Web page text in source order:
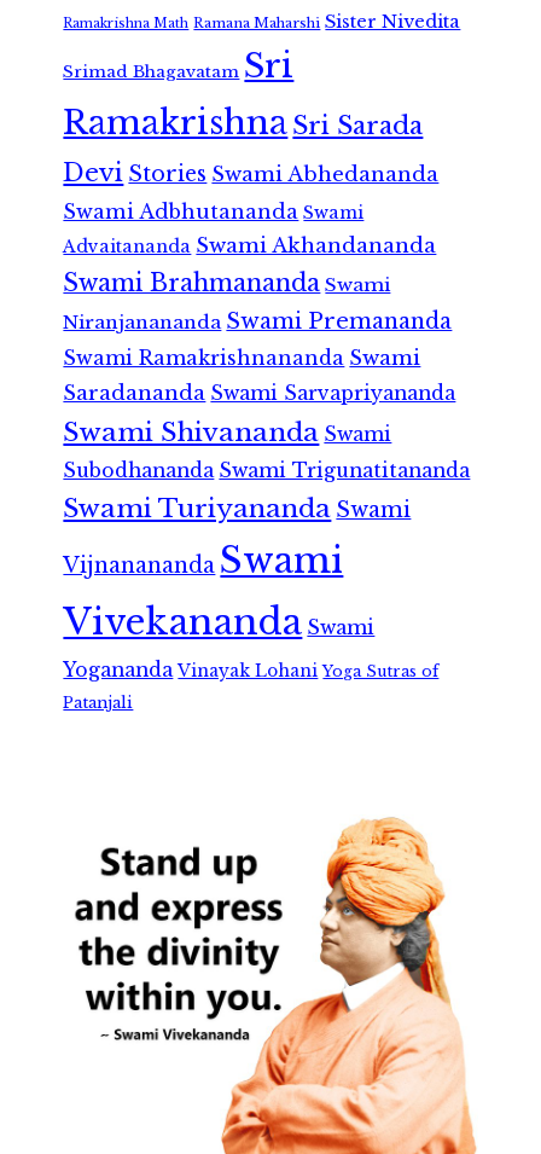
Ramakrishna Math Ramana Maharshi Sister Nivedita
Srimad Bhagavatam Sri
RamakrishnaSri Sarada
Devi Stories Swami Abhedananda
Swami Adbhutananda Swami
Advaitananda Swami Akhandananda
Swami Brahmananda Swami
Niranjanananda Swami Premananda
Swami Ramakrishnananda Swami
Saradananda Swami Sarvapriyananda
Swami Shivananda Swami
Subodhananda Swami Trigunatitananda
Swami Turiyananda Swami
Vijnanananda Swami
Vivekananda Swami
Yogananda Vinayak Lohani Yoga Sutras of
Patanjali